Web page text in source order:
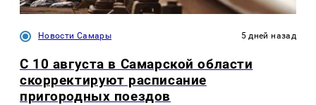
Новости Самары 5 дней назад
С 10 августа в Самарской области
скорректируют расписание
пригородных поездов